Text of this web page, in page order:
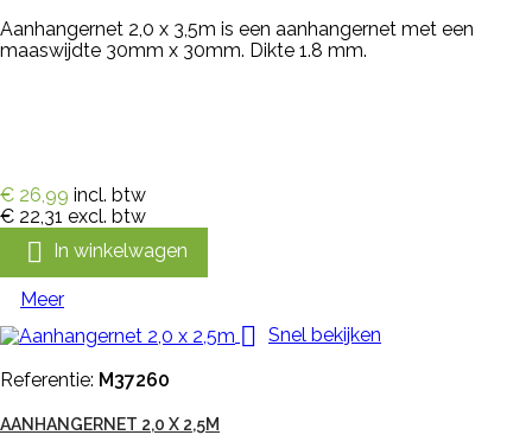
Aanhangernet 2,0 x 3,5m is een aanhangernet met een
maaswijdte 30mm x 30mm. Dikte 1.8 mm.
€ 26,99 incl. btw
€ 22,31 excl. btw
 In winkelwagen
Meer
 Snel bekijken
Referentie: M37260
AANHANGERNET 2,0 X 2,5M